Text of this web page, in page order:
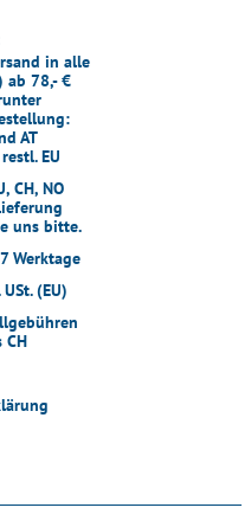
in alle
ab 78,- €
AT
EU
CH, NO
uns bitte.
Werktage
(EU)